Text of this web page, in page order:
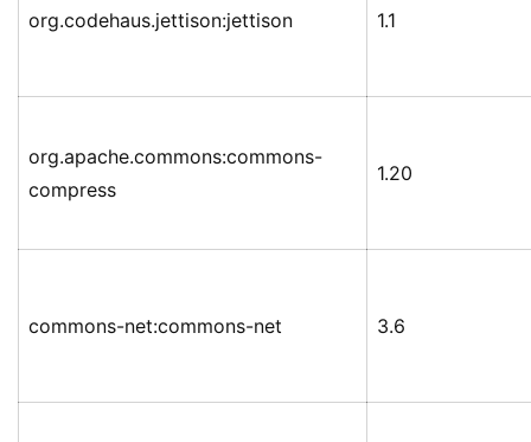
org.codehaus.jettison:jettison 1.1
org.apache.commons:commons-
compress
1.20
commons-net:commons-net 3.6